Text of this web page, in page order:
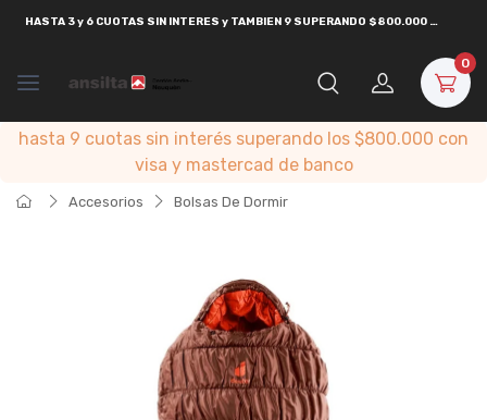
HASTA 3 y 6 CUOTAS SIN INTERES y TAMBIEN 9 SUPERANDO $800.000 CON
0
hasta 9 cuotas sin interés superando los $800.000 con
visa y mastercad de banco
Accesorios Bolsas De Dormir